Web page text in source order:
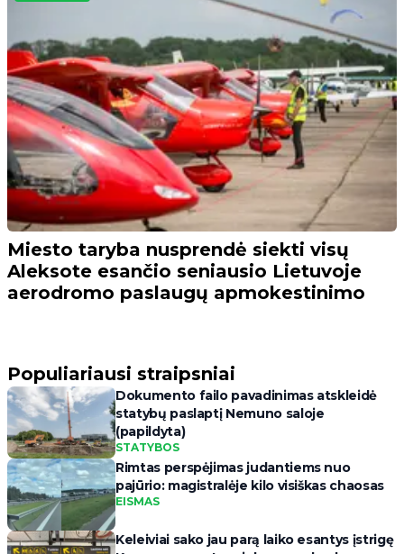
Miesto taryba nusprendė siekti visų
Aleksote esančio seniausio Lietuvoje
aerodromo paslaugų apmokestinimo
Populiariausi straipsniai
Dokumento failo pavadinimas atskleidė
statybų paslaptį Nemuno saloje
(papildyta)
STATYBOS
Rimtas perspėjimas judantiems nuo
pajūrio: magistralėje kilo visiškas chaosas
EISMAS
Keleiviai sako jau parą laiko esantys įstrigę